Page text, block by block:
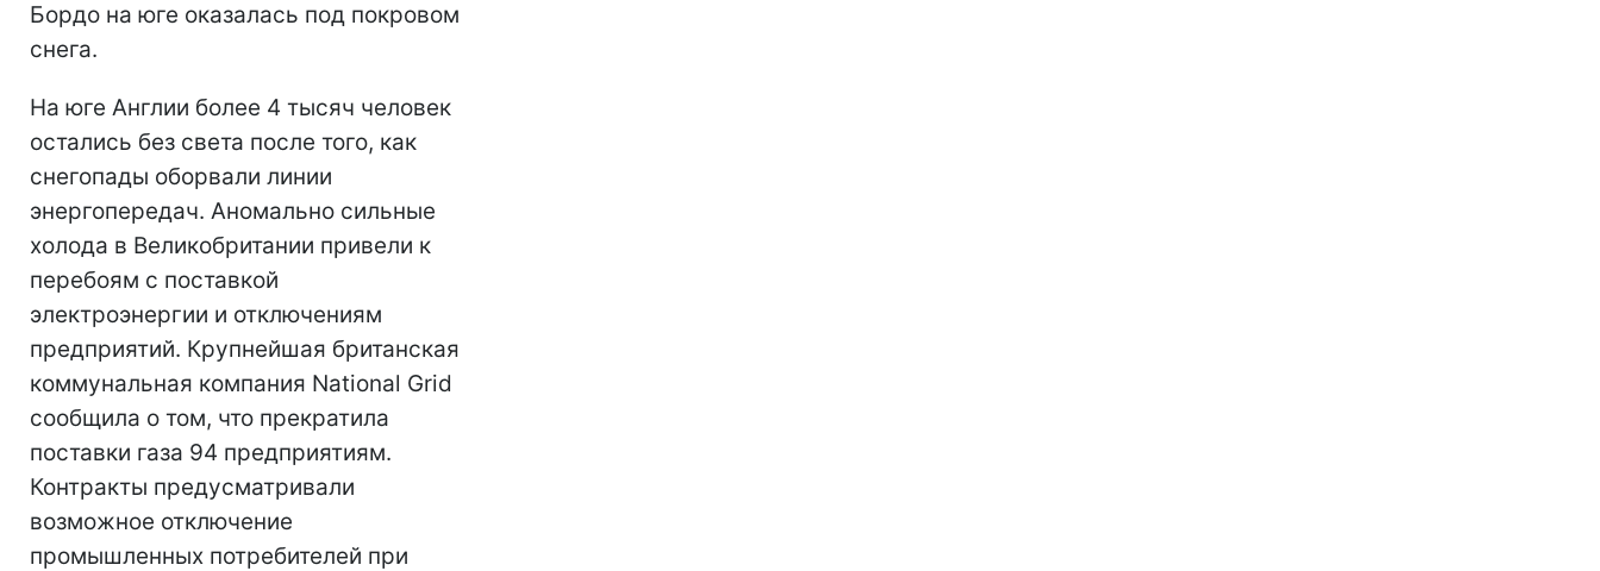
Бордо на юге оказалась под покровом
снега.
На юге Англии более 4 тысяч человек
остались без света после того, как
снегопады оборвали линии
энергопередач. Аномально сильные
холода в Великобритании привели к
перебоям с поставкой
электроэнергии и отключениям
предприятий. Крупнейшая британская
коммунальная компания National Grid
сообщила о том, что прекратила
поставки газа 94 предприятиям.
Контракты предусматривали
возможное отключение
промышленных потребителей при